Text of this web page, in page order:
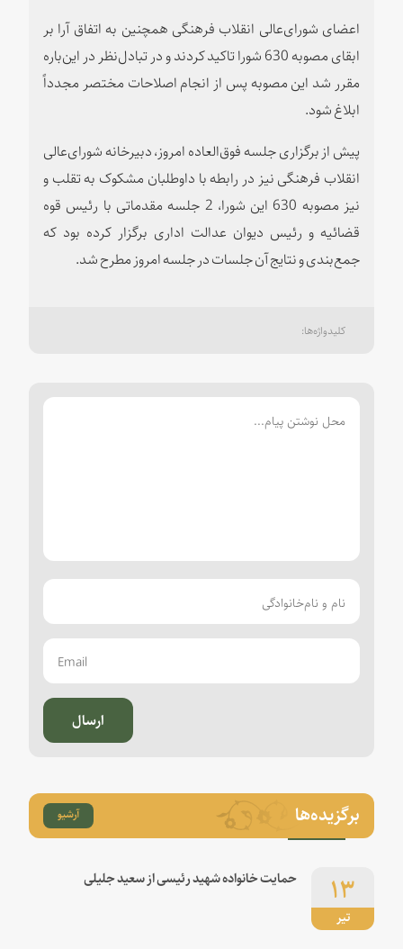
اعضای شورای‌عالی انقلاب فرهنگی همچنین به اتفاق آرا بر
ابقای مصوبه 630 شورا تاکید کردند و در تبادل‌نظر در این‌باره
مقرر شد این مصوبه پس از انجام اصلاحات مختصر مجدداً
ابلاغ شود.
پیش از برگزاری جلسه فوق‌العاده امروز، دبیرخانه شورای‌عالی
انقلاب فرهنگی نیز در رابطه با داوطلبان مشکوک به تقلب و
نیز مصوبه 630 این شورا، 2 جلسه مقدماتی با رئیس قوه
قضائیه و رئیس دیوان عدالت اداری برگزار کرده بود که
جمع‌بندی و نتایج آن جلسات در جلسه امروز مطرح شد.
ارسال
برگزیده‌ها آرشیو
تیر
۱۳ حمایت خانواده شهید رئیسی از سعید جلیلی